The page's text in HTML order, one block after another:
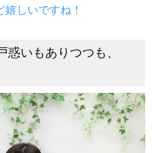
しいですね！
いもありつつも、